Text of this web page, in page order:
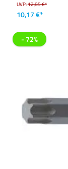
UVP:12,85 €*
10,17 €*
- 72%